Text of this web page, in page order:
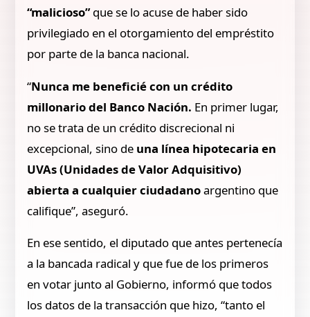
“malicioso”que se lo acuse de haber sido
privilegiado en el otorgamiento del empréstito
por parte de la banca nacional.
“Nunca me beneficié con un crédito
millonario del Banco Nación. En primer lugar,
no se trata de un crédito discrecional ni
excepcional, sino de una línea hipotecaria en
UVAs (Unidades de Valor Adquisitivo)
abierta a cualquier ciudadanoargentino que
califique”, aseguró.
En ese sentido, el diputado que antes pertenecía
a la bancada radical y que fue de los primeros
en votar junto al Gobierno, informó que todos
los datos de la transacción que hizo, “tanto el